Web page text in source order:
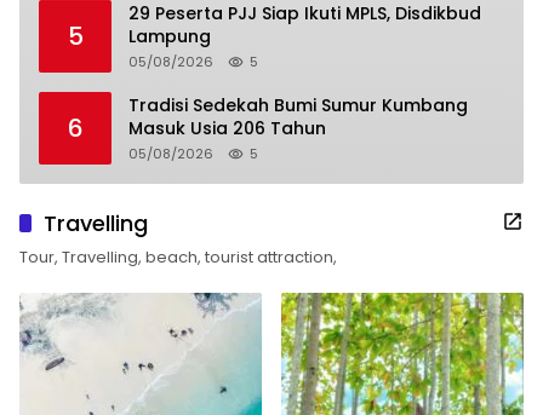
5
29 Peserta PJJ Siap Ikuti MPLS, Disdikbud
Lampung
05/08/2026 5
6
Tradisi Sedekah Bumi Sumur Kumbang
Masuk Usia 206 Tahun
05/08/2026 5
Travelling
Tour, Travelling, beach, tourist attraction,